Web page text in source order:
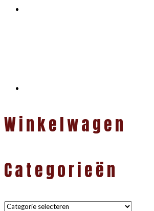
Winkelwagen
Categorieën
Categorieën